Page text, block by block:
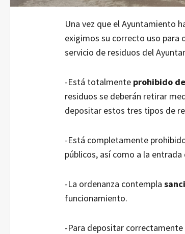
Una vez que el Ayuntamiento
exigimos su correcto uso
servicio de residuos del
-Está totalmente prohibido
residuos se deberán retirar
depositar estos tres tipos de
-Está completamente
públicos, así como a la
-La ordenanza contempla
funcionamiento.
-Para depositar